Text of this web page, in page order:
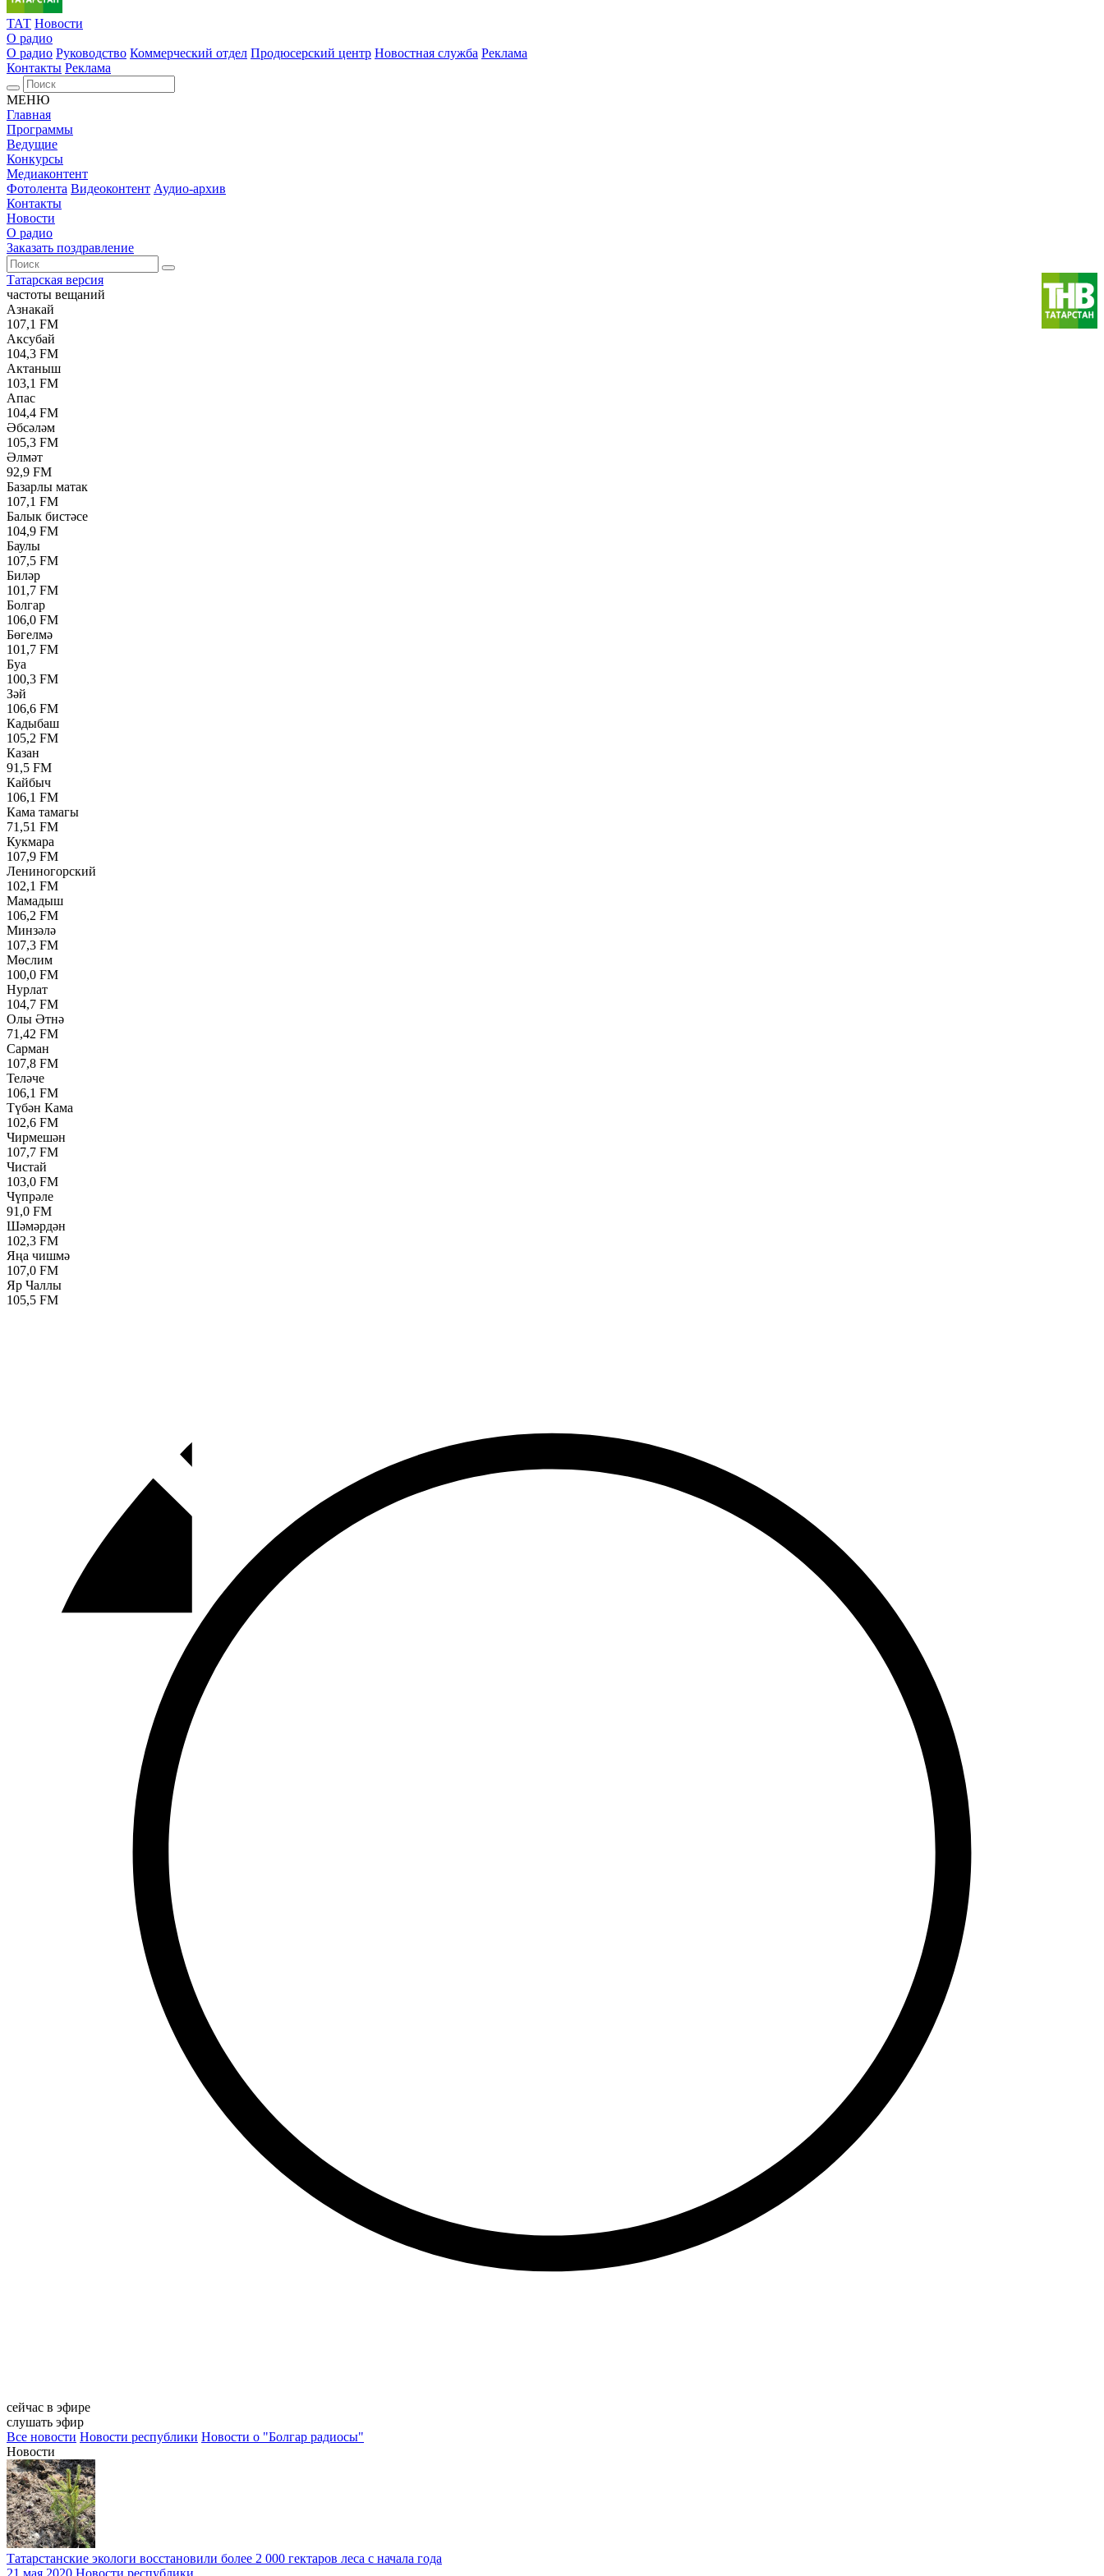
ТАТ Новости
О радио
О радио Руководство Коммерческий отдел Продюсерский центр Новостная служба Реклама
Контакты Реклама
МЕНЮ
Главная
Программы
Ведущие
Конкурсы
Медиаконтент
Фотолента Видеоконтент Аудио-архив
Контакты
Новости
О радио
Заказать поздравление
Татарская версия
частоты вещаний
Азнакай
107,1 FM
Аксубай
104,3 FM
Актаныш
103,1 FM
Апас
104,4 FM
Әбсәләм
105,3 FM
Әлмәт
92,9 FM
Базарлы матак
107,1 FM
Балык бистәсе
104,9 FM
Баулы
107,5 FM
Биләр
101,7 FM
Болгар
106,0 FM
Бөгелмә
101,7 FM
Буа
100,3 FM
Зәй
106,6 FM
Кадыбаш
105,2 FM
Казан
91,5 FM
Кайбыч
106,1 FM
Кама тамагы
71,51 FM
Кукмара
107,9 FM
Лениногорский
102,1 FM
Мамадыш
106,2 FM
Минзәлә
107,3 FM
Мөслим
100,0 FM
Нурлат
104,7 FM
Олы Әтнә
71,42 FM
Сарман
107,8 FM
Теләче
106,1 FM
Түбән Кама
102,6 FM
Чирмешән
107,7 FM
Чистай
103,0 FM
Чүпрәле
91,0 FM
Шәмәрдән
102,3 FM
Яңа чишмә
107,0 FM
Яр Чаллы
105,5 FM
сейчас в эфире
слушать эфир
Все новости Новости республики Новости о "Болгар радиосы"
Новости
Татарстанские экологи восстановили более 2 000 гектаров леса с начала года